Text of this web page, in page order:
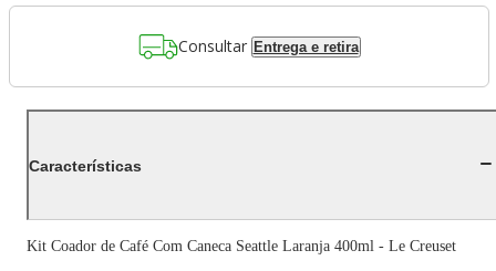
Consultar Entrega e retira
Características
Kit Coador de Café Com Caneca Seattle Laranja 400ml - Le Creuset